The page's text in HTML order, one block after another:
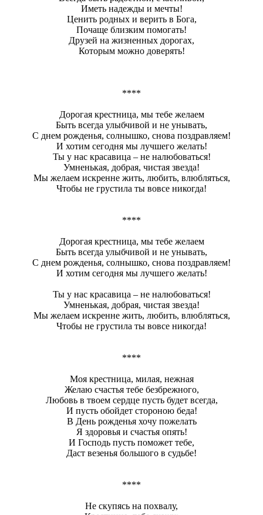
Иметь надежды и мечты!
Ценить родных и верить в Бога,
Почаще близким помогать!
Друзей на жизненных дорогах,
Которым можно доверять!
****
Дорогая крестница, мы тебе желаем
Быть всегда улыбчивой и не унывать,
С днем рожденья, солнышко, снова поздравляем!
И хотим сегодня мы лучшего желать!
Ты у нас красавица – не налюбоваться!
Умненькая, добрая, чистая звезда!
Мы желаем искренне жить, любить, влюбляться,
Чтобы не грустила ты вовсе никогда!
****
Дорогая крестница, мы тебе желаем
Быть всегда улыбчивой и не унывать,
С днем рожденья, солнышко, снова поздравляем!
И хотим сегодня мы лучшего желать!
Ты у нас красавица – не налюбоваться!
Умненькая, добрая, чистая звезда!
Мы желаем искренне жить, любить, влюбляться,
Чтобы не грустила ты вовсе никогда!
****
Моя крестница, милая, нежная
Желаю счастья тебе безбрежного,
Любовь в твоем сердце пусть будет всегда,
И пусть обойдет стороною беда!
В День рожденья хочу пожелать
Я здоровья и счастья опять!
И Господь пусть поможет тебе,
Даст везенья большого в судьбе!
****
Не скупясь на похвалу,